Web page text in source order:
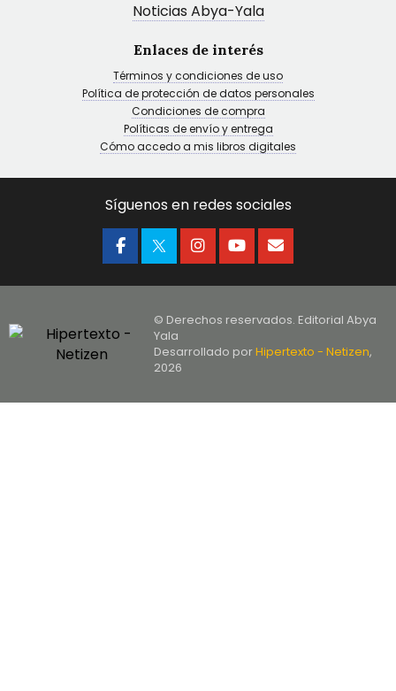
Noticias Abya-Yala
Enlaces de interés
Términos y condiciones de uso
Política de protección de datos personales
Condiciones de compra
Políticas de envío y entrega
Cómo accedo a mis libros digitales
Síguenos en redes sociales
© Derechos reservados. Editorial Abya
Yala
Desarrollado porHipertexto - Netizen,
2026